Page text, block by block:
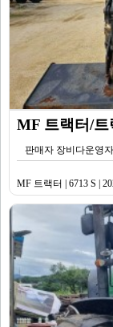
MF 트랙터/트
판매자 장비다운영자
MF 트랙터 | 6713 S |